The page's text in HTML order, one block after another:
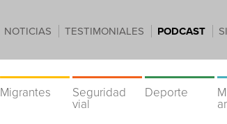
NOTICIAS TESTIMONIALES PODCAST
Migrantes
Seguridad
vial
Deporte